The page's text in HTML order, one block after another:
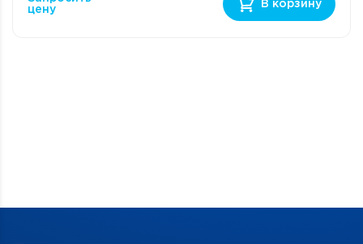
цену
В корзину